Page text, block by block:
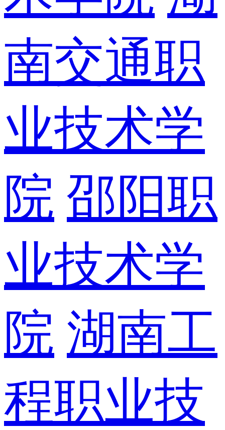
南交通职
业技术学
院 邵阳职
业技术学
院 湖南工
程职业技